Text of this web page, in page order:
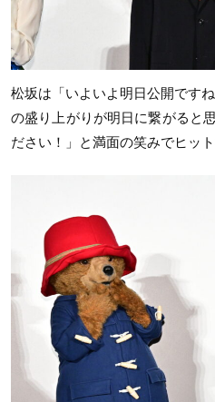
松坂は「いよいよ明日公開です
の盛り上がりが明日に繋がると
ださい！」と満面の笑みでヒット